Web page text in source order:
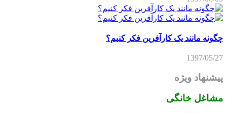
چگونه مانند یک کارآفرین فکر کنیم؟
1397/05/27
پیشنهاد ویژه
مشاغل خانگی